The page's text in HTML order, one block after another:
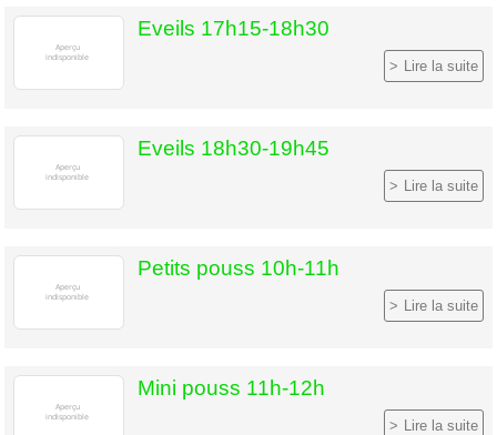
Eveils 17h15-18h30
Lire la suite
Eveils 18h30-19h45
Lire la suite
Petits pouss 10h-11h
Lire la suite
Mini pouss 11h-12h
Lire la suite